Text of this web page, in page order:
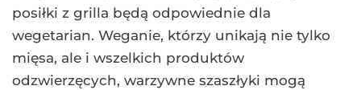
posiłki z grilla będą odpowiednie dla
wegetarian. Weganie, którzy unikają nie tylko
mięsa, ale i wszelkich produktów
odzwierzęcych, warzywne szaszłyki mogą